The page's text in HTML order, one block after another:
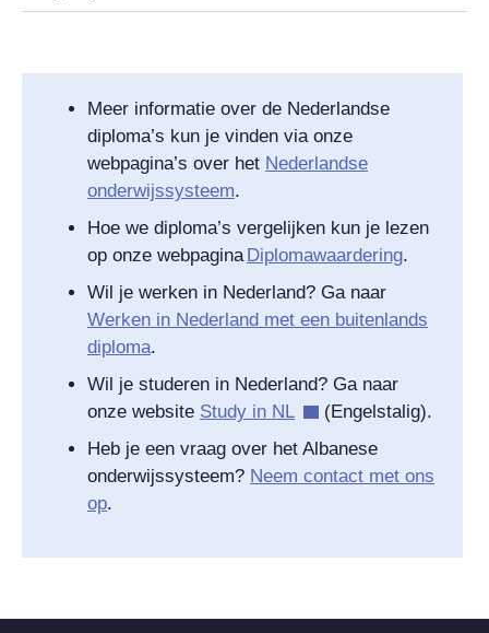
Meer informatie over de Nederlandse
diploma’s kun je vinden via onze
webpagina’s over het Nederlandse
onderwijssysteem.
Hoe we diploma’s vergelijken kun je lezen
op onze webpaginaDiplomawaardering.
Wil je werken in Nederland? Ga naar
Werken in Nederland met een buitenlands
diploma.
Wil je studeren in Nederland? Ga naar
onze website Study in NL
(Engelstalig).
Heb je een vraag over het Albanese
onderwijssysteem? Neem contact met ons
op.